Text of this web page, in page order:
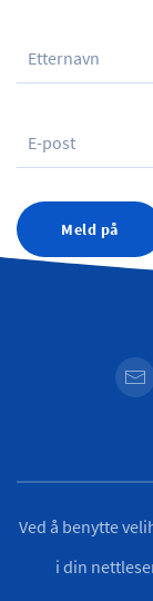
Meld på
Ved å benytte
i din